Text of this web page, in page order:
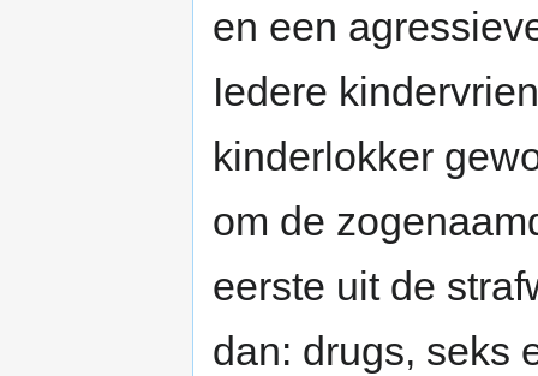
en een
Iedere
kinderlokker
om de
eerste uit de
dan: drugs, seks